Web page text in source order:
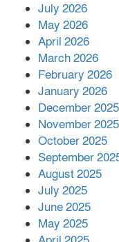
July 2026
May 2026
April 2026
March 2026
February 2026
January 2026
December 2025
November 2025
October 2025
September
August 2025
July 2025
June 2025
May 2025